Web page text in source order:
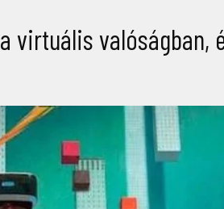
virtuális valóságban,